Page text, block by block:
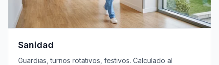
Sanidad
Guardias, turnos rotativos, festivos. Calculado al